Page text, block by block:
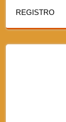
REGISTRO